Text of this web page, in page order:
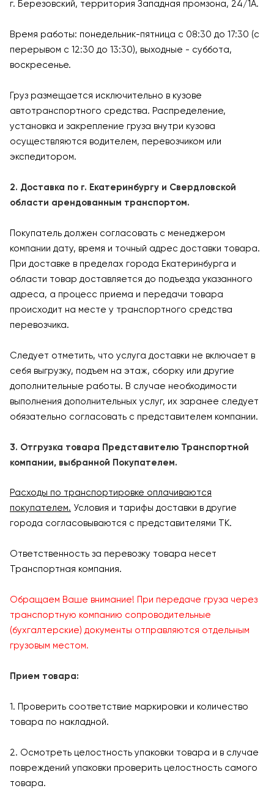
г. Березовский, территория Западная промзона, 24/1А.
Время работы: понедельник-пятница с 08:30 до 17:30 (с
перерывом с 12:30 до 13:30), выходные - суббота,
воскресенье.
Груз размещается исключительно в кузове
автотранспортного средства. Распределение,
установка и закрепление груза внутри кузова
осуществляются водителем, перевозчиком или
экспедитором.
2. Доставка по г. Екатеринбургу и Свердловской
области арендованным транспортом.
Покупатель должен согласовать с менеджером
компании дату, время и точный адрес доставки товара.
При доставке в пределах города Екатеринбурга и
области товар доставляется до подъезда указанного
адреса, а процесс приема и передачи товара
происходит на месте у транспортного средства
перевозчика.
Следует отметить, что услуга доставки не включает в
себя выгрузку, подъем на этаж, сборку или другие
дополнительные работы. В случае необходимости
выполнения дополнительных услуг, их заранее следует
обязательно согласовать с представителем компании.
3. Отгрузка товара Представителю Транспортной
компании, выбранной Покупателем.
Расходы по транспортировке оплачиваются
покупателем. Условия и тарифы доставки в другие
города согласовываются с представителями ТК.
Ответственность за перевозку товара несет
Транспортная компания.
Обращаем Ваше внимание! При передаче груза через
транспортную компанию сопроводительные
(бухгалтерские) документы отправляются отдельным
грузовым местом.
Прием товара:
1. Проверить соответствие маркировки и количество
товара по накладной.
2. Осмотреть целостность упаковки товара и в случае
повреждений упаковки проверить целостность самого
товара.